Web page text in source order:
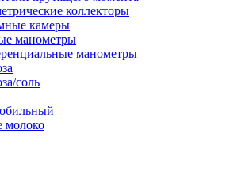
коллекторы
камеры
манометры
манометры
соль
молоко